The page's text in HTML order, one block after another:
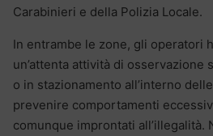
Carabinieri e della Polizia Locale.
In entrambe le zone, gli operatori
un’attenta attività di osservazione
o in stazionamento all’interno
prevenire comportamenti
comunque improntati all’illegalità.